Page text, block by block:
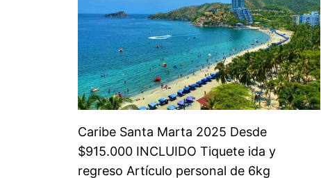
Caribe Santa Marta 2025 Desde
$915.000 INCLUIDO Tiquete ida y
regreso Artículo personal de 6kg